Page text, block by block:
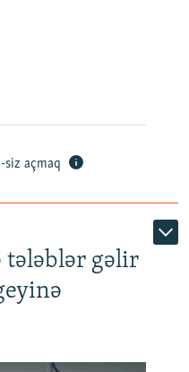
siz açmaq
tələblər gəlir